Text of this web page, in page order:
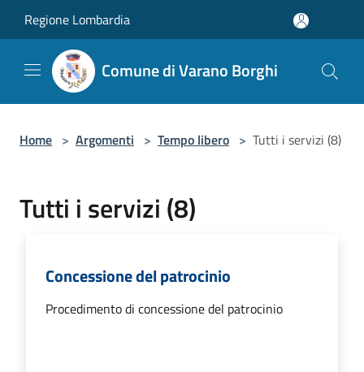
Regione Lombardia
Comune di Varano Borghi
Home > Argomenti > Tempo libero > Tutti i servizi (8)
Tutti i servizi (8)
Concessione del patrocinio
Procedimento di concessione del patrocinio